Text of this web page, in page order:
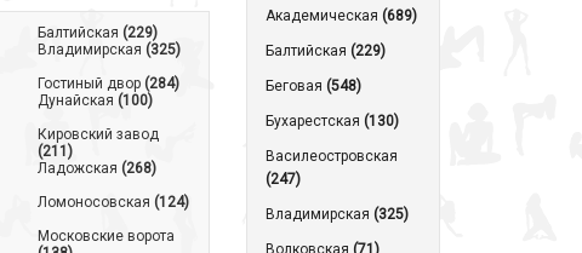
Балтийская (229)
Владимирская (325)
Гостиный двор (284)
Дунайская (100)
Кировский завод
(211)
Ладожская (268)
Ломоносовская (124)
Московские ворота
Академическая (689)
Балтийская (229)
Беговая (548)
Бухарестская (130)
Василеостровская
(247)
Владимирская (325)
Волковская (71)